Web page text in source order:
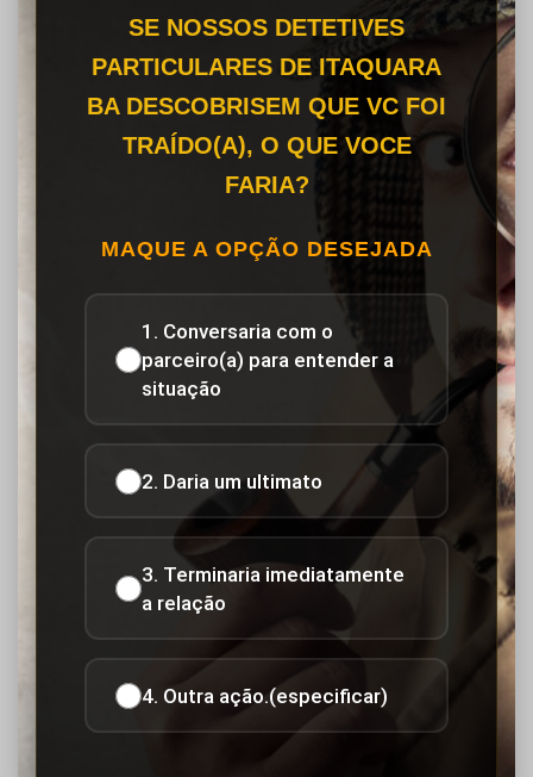
SE NOSSOS DETETIVES
PARTICULARES DE ITAQUARA
BA DESCOBRISEM QUE VC FOI
TRAÍDO(A), O QUE VOCE
FARIA?
MAQUE A OPÇÃO DESEJADA
1. Conversaria com o
parceiro(a) para entender a
situação
2. Daria um ultimato
3. Terminaria imediatamente
a relação
4. Outra ação.(especificar)